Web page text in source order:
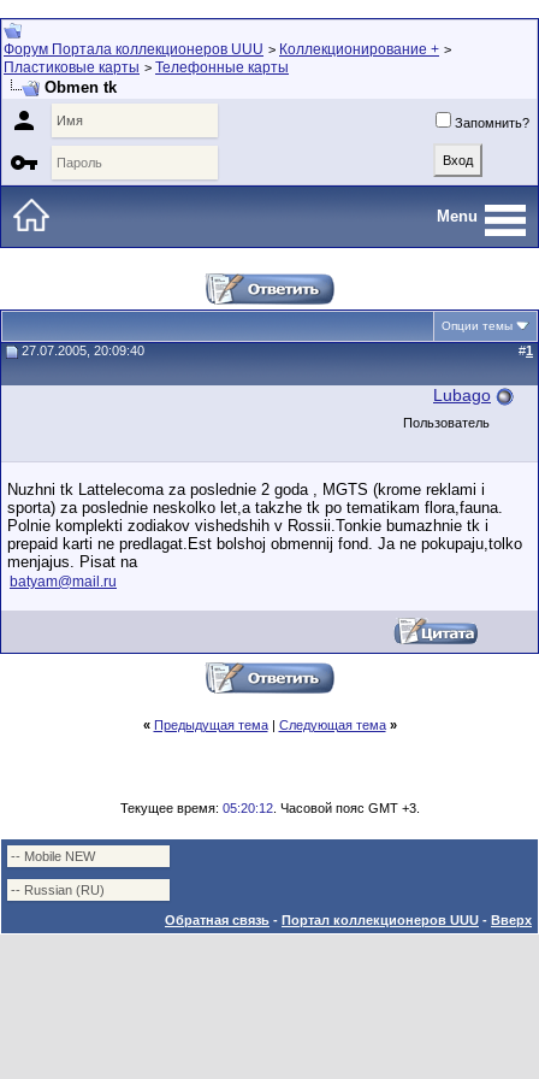
Форум Портала коллекционеров UUU > Коллекционирование + >
Пластиковые карты > Телефонные карты
Obmen tk
 Запомнить?

Menu
Опции темы
27.07.2005, 20:09:40 #1
Lubago
Пользователь
Nuzhni tk Lattelecoma za poslednie 2 goda , MGTS (krome reklami i
sporta) za poslednie neskolko let,a takzhe tk po tematikam flora,fauna.
Polnie komplekti zodiakov vishedshih v Rossii.Tonkie bumazhnie tk i
prepaid karti ne predlagat.Est bolshoj obmennij fond. Ja ne pokupaju,tolko
menjajus. Pisat na
batyam@mail.ru
« Предыдущая тема| Следующая тема »
Текущее время: 05:20:12. Часовой пояс GMT +3.
Обратная связь - Портал коллекционеров UUU - Вверх